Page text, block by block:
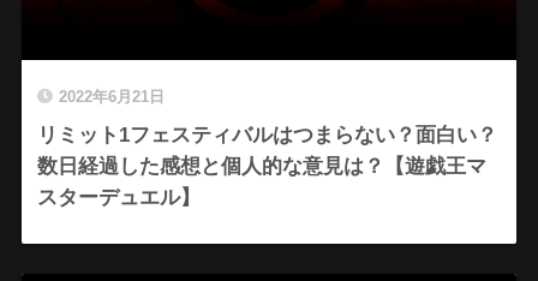
2022年6月21日
リミット1フェスティバルはつまらない？面白い？
数日経過した感想と個人的な意見は？【遊戯王マ
スターデュエル】